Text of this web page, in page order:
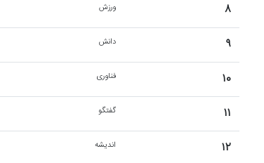
۸ ورزش
۹ دانش
۱۰ فناوری
۱۱ گفتگو
۱۲ اندیشه